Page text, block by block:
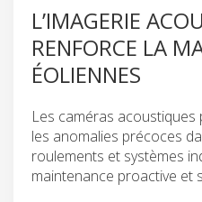
L’IMAGERIE
RENFORCE LA
ÉOLIENNES
Les caméras
les anomalies précoces
roulements et systèmes
maintenance proactive et